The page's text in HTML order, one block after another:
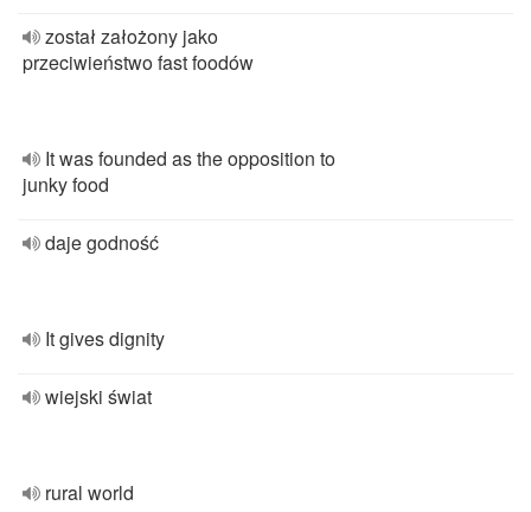
został założony jako
przeciwieństwo fast foodów
It was founded as the opposition to
junky food
daje godność
It gives dignity
wiejski świat
rural world